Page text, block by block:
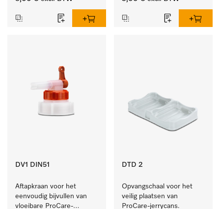
DV1 DIN51
Aftapkraan voor het
eenvoudig bijvullen van
vloeibare ProCare-
DTD 2
Opvangschaal voor het
veilig plaatsen van
ProCare-jerrycans.